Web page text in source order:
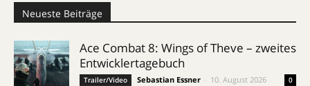
Neueste Beiträge
Ace Combat 8: Wings of Theve – zweites
Entwicklertagebuch
Trailer/Video Sebastian Essner 10. August 2026 0